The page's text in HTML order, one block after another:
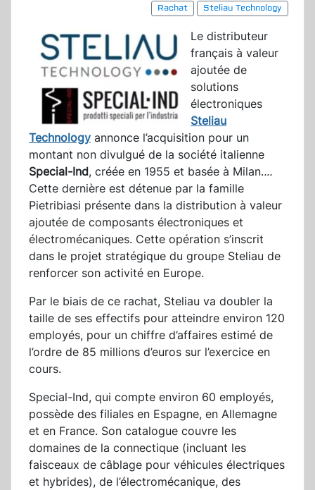
Rachat
Steliau Technology
Le distributeur
français à valeur
ajoutée de
solutions
électroniques
Steliau
Technology annonce l’acquisition pour un
montant non divulgué de la société italienne
Special-Ind, créée en 1955 et basée à Milan....
Cette dernière est détenue par la famille
Pietribiasi présente dans la distribution à valeur
ajoutée de composants électroniques et
électromécaniques. Cette opération s’inscrit
dans le projet stratégique du groupe Steliau de
renforcer son activité en Europe.
Par le biais de ce rachat, Steliau va doubler la
taille de ses effectifs pour atteindre environ 120
employés, pour un chiffre d’affaires estimé de
l’ordre de 85 millions d’euros sur l’exercice en
cours.
Special-Ind, qui compte environ 60 employés,
possède des filiales en Espagne, en Allemagne
et en France. Son catalogue couvre les
domaines de la connectique (incluant les
faisceaux de câblage pour véhicules électriques
et hybrides), de l’électromécanique, des